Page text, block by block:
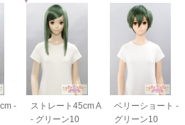
-
ストレート45cm A
- グリーン10
ベリーショート -
グリーン10